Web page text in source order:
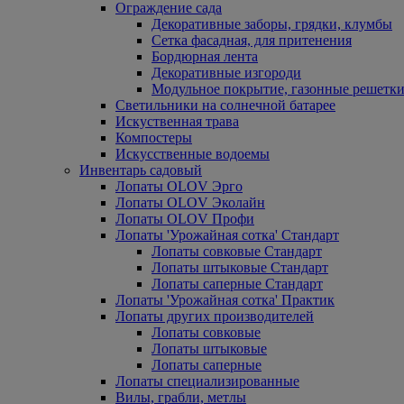
Ограждение сада
Декоративные заборы, грядки, клумбы
Сетка фасадная, для притенения
Бордюрная лента
Декоративные изгороди
Модульное покрытие, газонные
Светильники на солнечной батарее
Искуственная трава
Компостеры
Искусственные водоемы
Инвентарь садовый
Лопаты OLOV Эрго
Лопаты OLOV Эколайн
Лопаты OLOV Профи
Лопаты 'Урожайная сотка' Стандарт
Лопаты совковые Стандарт
Лопаты штыковые Стандарт
Лопаты саперные Стандарт
Лопаты 'Урожайная сотка' Практик
Лопаты других производителей
Лопаты совковые
Лопаты штыковые
Лопаты саперные
Лопаты специализированные
Вилы, грабли, метлы